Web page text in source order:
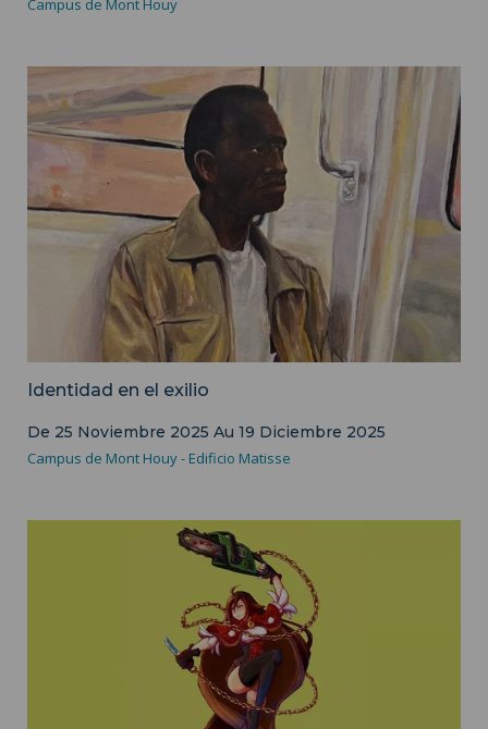
Campus de Mont Houy
Image d'illustration - Matsanga Ronyd
Identidad en el exilio
De 25 Noviembre 2025 Au 19 Diciembre 2025
Campus de Mont Houy - Edificio Matisse
Image d'illustration - Anne et Minh - Nazca Édition